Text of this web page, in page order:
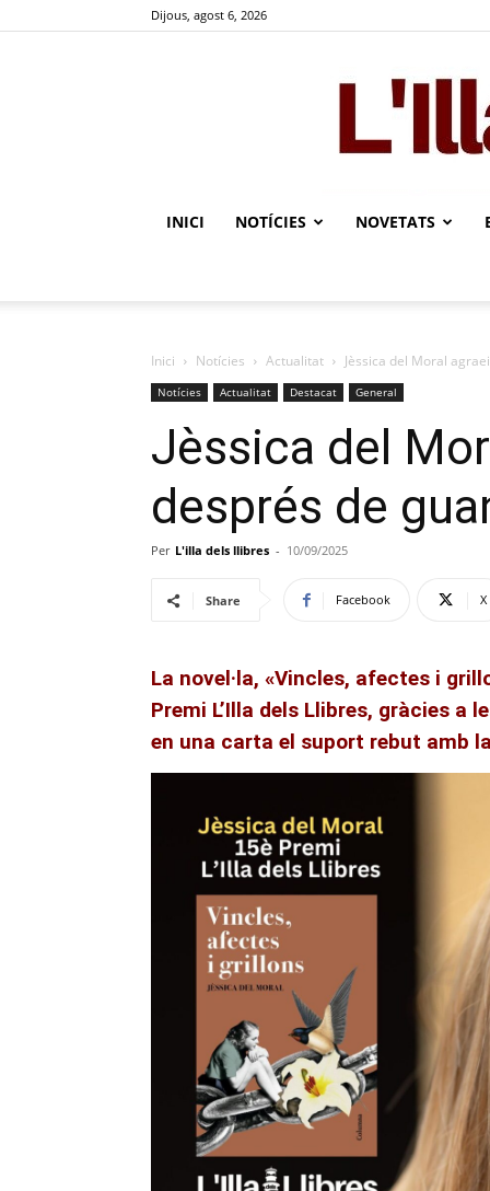
Dijous, agost 6, 2026
INICI NOTÍCIES NOVETATS
Inici Notícies Actualitat Jèssica del Moral
Notícies Actualitat Destacat General
Jèssica del
després de
Per L'illa dels llibres - 10/09/2025
Share Facebook X
La novel·la, «Vincles, afectes i
Premi L’Illa dels Llibres, gràcies a
en una carta el suport rebut amb